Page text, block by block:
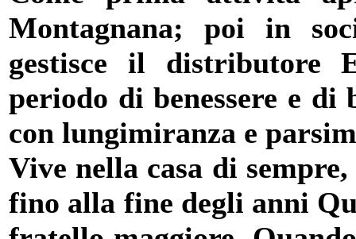
Montagnana; poi in
gestisce il distributore
periodo di benessere e di
con lungimiranza e
Vive nella casa di
fino alla fine degli anni